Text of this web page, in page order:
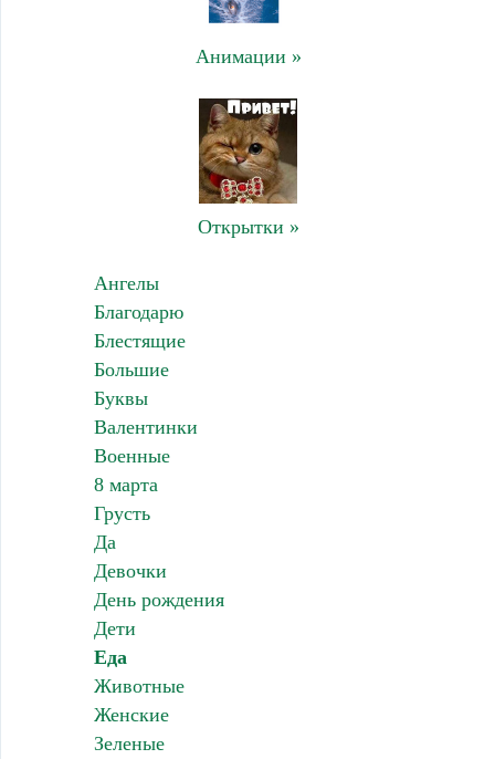
Анимации »
Открытки »
Ангелы
Благодарю
Блестящие
Большие
Буквы
Валентинки
Военные
8 марта
Грусть
Да
Девочки
День рождения
Дети
Еда
Животные
Женские
Зеленые